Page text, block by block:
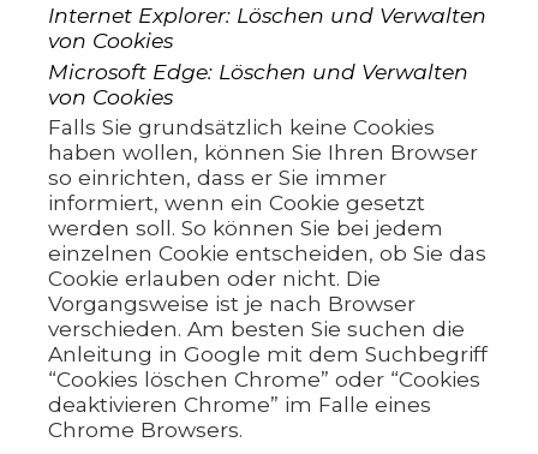
Internet Explorer: Löschen und Verwalten
von Cookies
Microsoft Edge: Löschen und Verwalten
von Cookies
Falls Sie grundsätzlich keine Cookies
haben wollen, können Sie Ihren Browser
so einrichten, dass er Sie immer
informiert, wenn ein Cookie gesetzt
werden soll. So können Sie bei jedem
einzelnen Cookie entscheiden, ob Sie das
Cookie erlauben oder nicht. Die
Vorgangsweise ist je nach Browser
verschieden. Am besten Sie suchen die
Anleitung in Google mit dem Suchbegriff
“Cookies löschen Chrome” oder “Cookies
deaktivieren Chrome” im Falle eines
Chrome Browsers.